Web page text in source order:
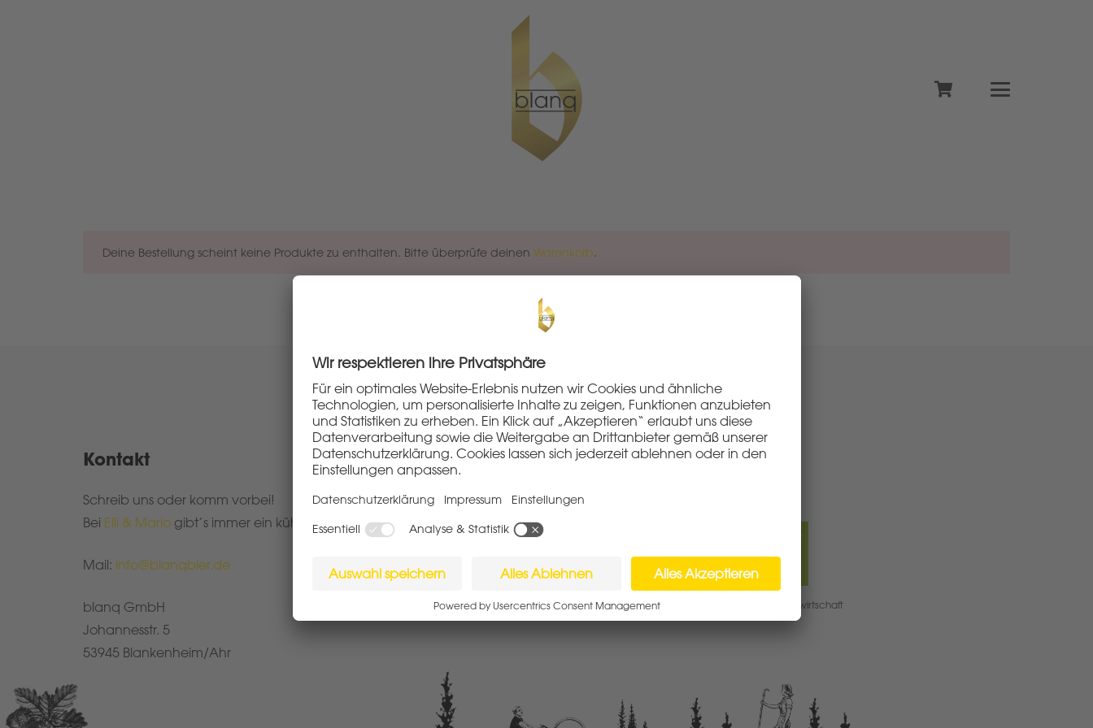
Deine Bestellung scheint keine Produkte zu enthalten. Bitte überprüfe deinen Warenkorb.
Kontakt
Schreib uns oder komm vorbei!
Bei Elli & Mario gibt’s immer ein kühles blanq.
Mail: info@blanqbier.de
blanq GmbH
Johannesstr. 5
53945 Blankenheim/Ahr
Impressum
Allgemeine Geschäftsbedingungen
Widerruf
DE-ÖKO-06
Deutsche Landwirtschaft